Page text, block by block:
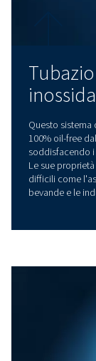
L'alluminio
dell'aria
leggere e
portata e